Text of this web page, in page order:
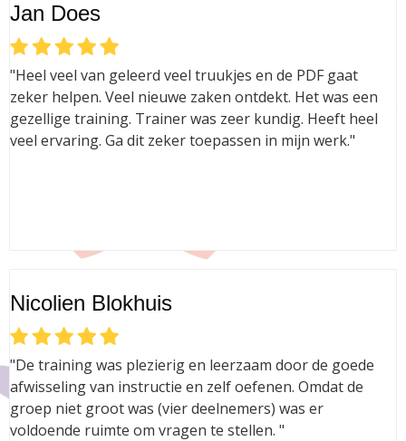
Jan Does
"Heel veel van geleerd veel truukjes en de PDF gaat
zeker helpen. Veel nieuwe zaken ontdekt. Het was een
gezellige training. Trainer was zeer kundig. Heeft heel
veel ervaring. Ga dit zeker toepassen in mijn werk."
Nicolien Blokhuis
"De training was plezierig en leerzaam door de goede
afwisseling van instructie en zelf oefenen. Omdat de
groep niet groot was (vier deelnemers) was er
voldoende ruimte om vragen te stellen. "